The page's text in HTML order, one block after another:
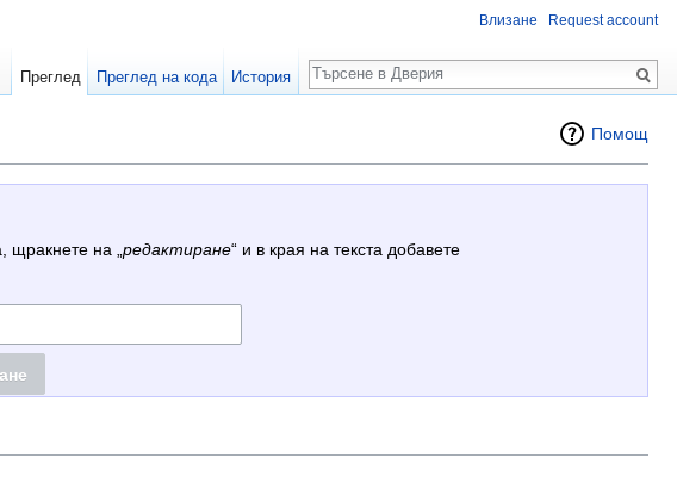
Помощ
щракнете на „ редактиране“ и в края на текста добавете
Влизане Request account
Преглед Преглед на кода История
Търсене